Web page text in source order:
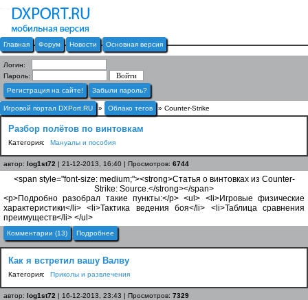
Главная Форум Новости Основная версия
Логин:
Пароль:
Регистрация на сайте!
Забыли пароль?
Игровой портал DXPort.RU » Облако тегов » Counter-Strike
Разбор полётов по винтовкам
Категория: Мануалы и пособия
автор: log1st72 | 21-12-2013, 16:40 | Просмотров: 6744
<span style="font-size: medium;"><strong>Статья о винтовках из Counter-
Strike: Source.</strong></span>
<p>Подробно разобрал такие пункты:</p> <ul> <li>Игровые физические
характеристики</li> <li>Тактика ведения боя</li> <li>Таблица сравнения
преимуществ</li> </ul>
Комментарии (13) Подробнее
Как я встретил вашу Валву
Категория: Приколы и развлечения
автор: log1st72 | 16-12-2013, 23:43 | Просмотров: 7329